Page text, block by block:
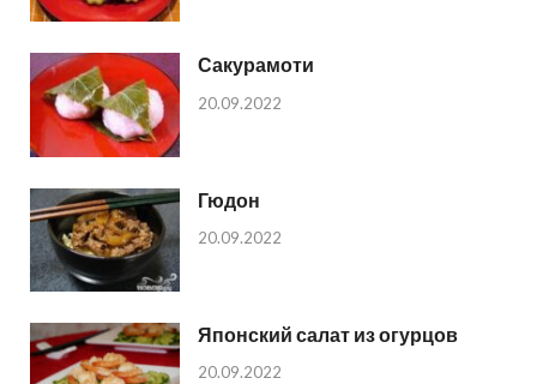
Сакурамоти
20.09.2022
Гюдон
20.09.2022
Японский салат из огурцов
20.09.2022